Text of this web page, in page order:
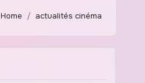
Home actualités cinéma